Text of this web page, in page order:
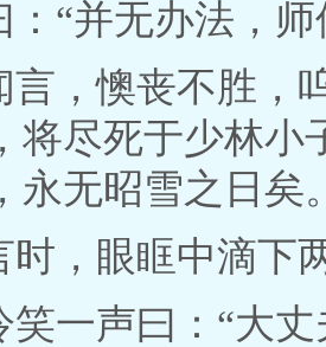
：“并无办法，
言，懊丧不胜，
将尽死于少林小
永无昭雪之日矣
时，眼眶中滴下
笑一声曰：“大